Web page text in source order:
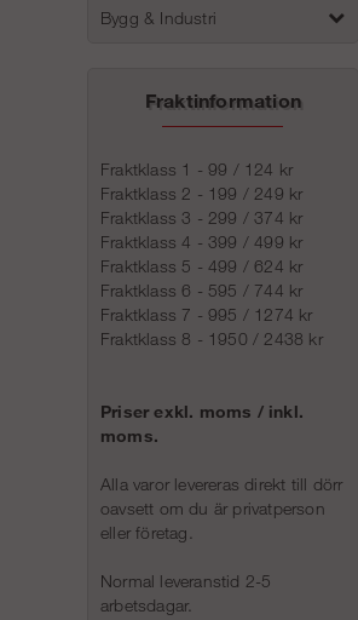
Bygg & Industri
Fraktinformation
Fraktklass 1 - 99 / 124 kr
Fraktklass 2 - 199 / 249 kr
Fraktklass 3 - 299 / 374 kr
Fraktklass 4 - 399 / 499 kr
Fraktklass 5 - 499 / 624 kr
Fraktklass 6 - 595 / 744 kr
Fraktklass 7 - 995 / 1274 kr
Fraktklass 8 - 1950 / 2438 kr
Priser exkl. moms / inkl.
moms.
Alla varor levereras direkt till dörr
oavsett om du är privatperson
eller företag.
Normal leveranstid 2-5
arbetsdagar.